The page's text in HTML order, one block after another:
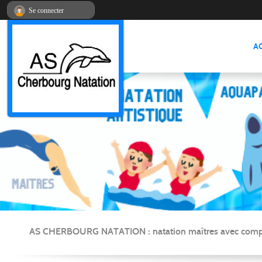
AS CHERBOURG NATATION : natation maîtres avec
Se connecter
Panneau de gestion des cookies